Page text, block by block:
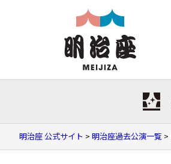
明治座 公式サイト > 明治座過去公演一覧 >